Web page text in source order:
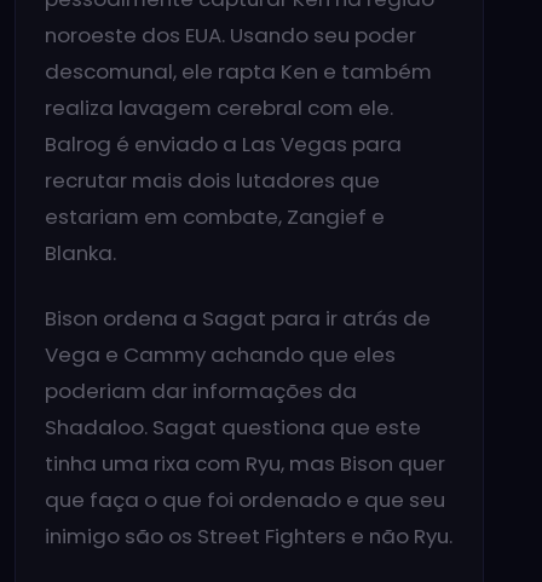
noroeste dos EUA. Usando seu poder
descomunal, ele rapta Ken e também
realiza lavagem cerebral com ele.
Balrog é enviado a Las Vegas para
recrutar mais dois lutadores que
estariam em combate, Zangief e
Blanka.
Bison ordena a Sagat para ir atrás de
Vega e Cammy achando que eles
poderiam dar informações da
Shadaloo. Sagat questiona que este
tinha uma rixa com Ryu, mas Bison quer
que faça o que foi ordenado e que seu
inimigo são os Street Fighters e não Ryu.